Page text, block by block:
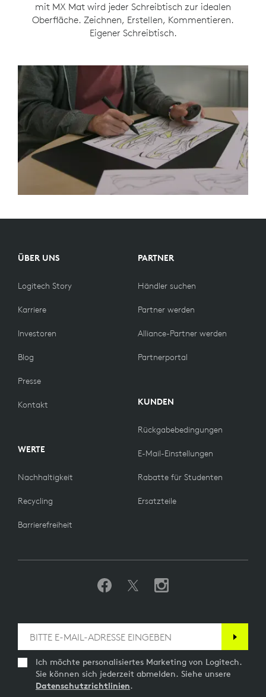
mit MX Mat wird jeder Schreibtisch zur idealen
Oberfläche. Zeichnen, Erstellen, Kommentieren.
Eigener Schreibtisch.
ÜBER UNS
Logitech Story
Karriere
Investoren
Blog
Presse
Kontakt
WERTE
Nachhaltigkeit
Recycling
Barrierefreiheit
PARTNER
Händler suchen
Partner werden
Alliance-Partner werden
Partnerportal
KUNDEN
Rückgabebedingungen
E-Mail-Einstellungen
Rabatte für Studenten
Ersatzteile
Ich möchte personalisiertes Marketing von Logitech.
Sie können sich jederzeit abmelden. Siehe unsere
Datenschutzrichtlinien.